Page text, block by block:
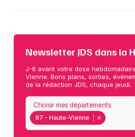
Newsletter JDS dans la
J-6 avant votre dose
Vienne. Bons plans, sorties,
de la rédaction JDS, chaque jeudi.
87 - Haute-Vienne
Choisir mes départements